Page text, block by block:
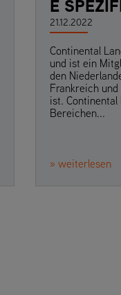
E
21.12.2022
Continental
und ist ein
den
Frankreich
ist.
Bereichen...
» weiterlesen